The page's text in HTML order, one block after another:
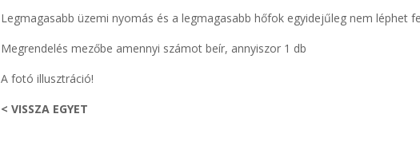
Legmagasabb üzemi nyomás és a legmagasabb hőfok egyidejűleg nem léphet
Megrendelés mezőbe amennyi számot beír, annyiszor 1 db
A fotó illusztráció!
< VISSZA EGYET